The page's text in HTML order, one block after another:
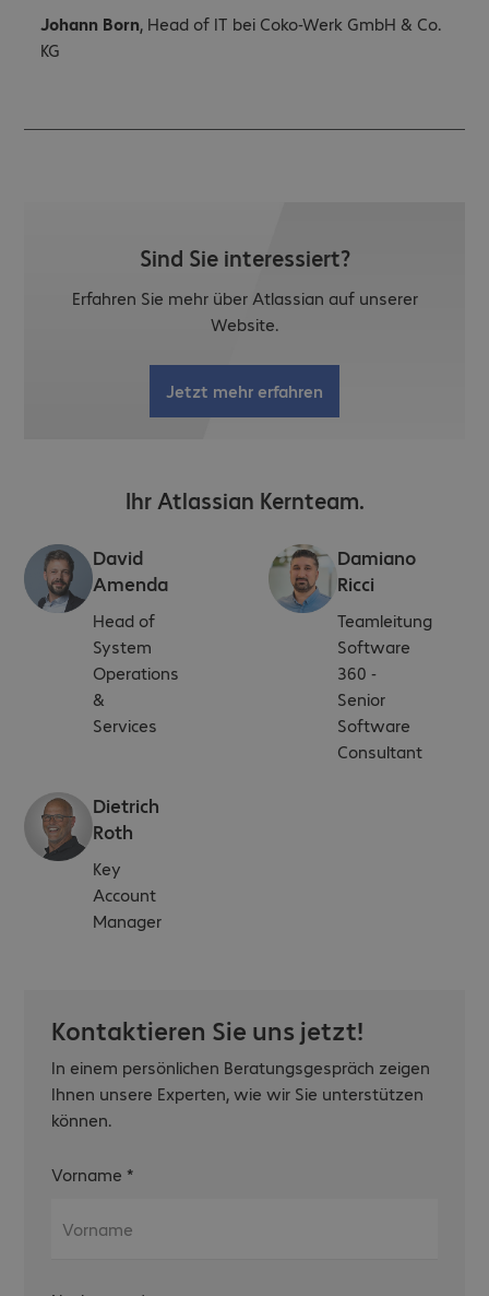
Johann Born, Head of IT bei Coko-Werk GmbH & Co.
KG
Sind Sie interessiert?
Erfahren Sie mehr über Atlassian auf unserer
Website.
Jetzt mehr erfahren
Ihr Atlassian Kernteam.
David
Amenda
Head of
System
Operations
&
Services
Damiano
Ricci
Teamleitung
Software
360 -
Senior
Software
Consultant
Dietrich
Roth
Key
Account
Manager
Kontaktieren Sie uns jetzt!
In einem persönlichen Beratungsgespräch zeigen
Ihnen unsere Experten, wie wir Sie unterstützen
können.
Vorname *